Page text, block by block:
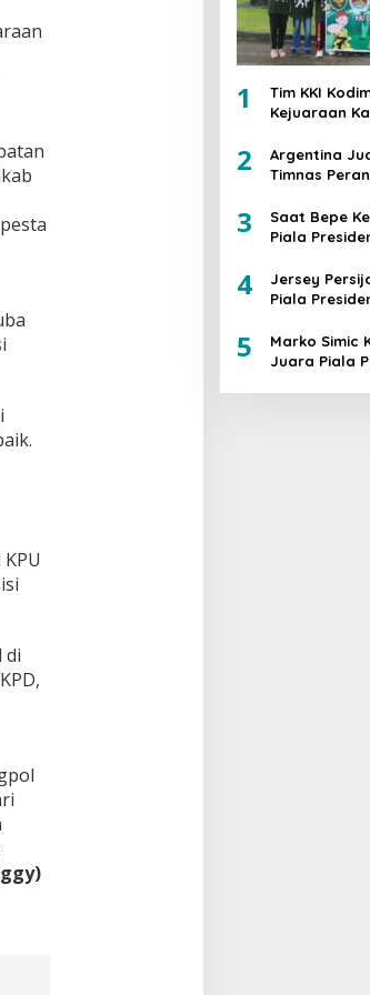
di
1
Tim KKI
Kejuaraan
2
Argentina
Timnas
3
Saat Bepe
Piala
4
Jersey
Piala
5
Marko Simic
Juara Piala